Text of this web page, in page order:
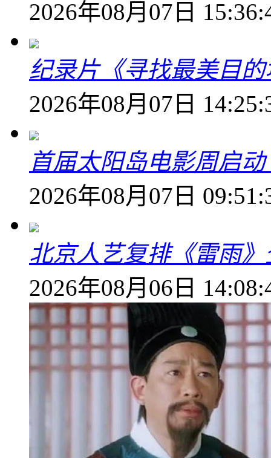
2026年08月07日
纪录片《寻找最美目
2026年08月07日
首届太阳岛电影周启
2026年08月07日
北京人艺复排《雷雨》
2026年08月06日